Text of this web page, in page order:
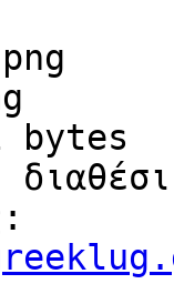
bytes